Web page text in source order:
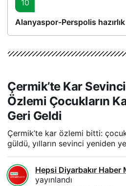
10
Alanyaspor-Perspolis hazırlık
Çermik’te Kar
Özlemi Çocukların
Geri Geldi
Çermik’te kar özlemi bitti:
güldü, yılların sevinci yeniden
Hepsi Diyarbakır Haber
yayınlandı